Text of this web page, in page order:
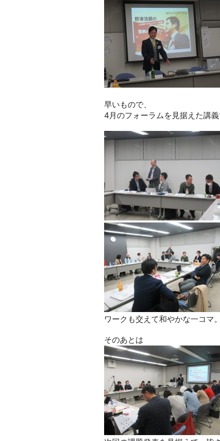
早いもので、
4月のフォーラムを見据えた講
ワークも交えて和やかな一コマ
そのあとは